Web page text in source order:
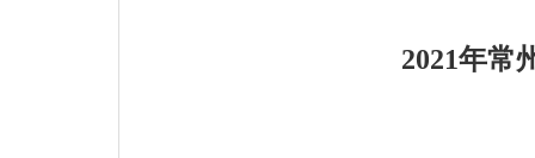
2021年常